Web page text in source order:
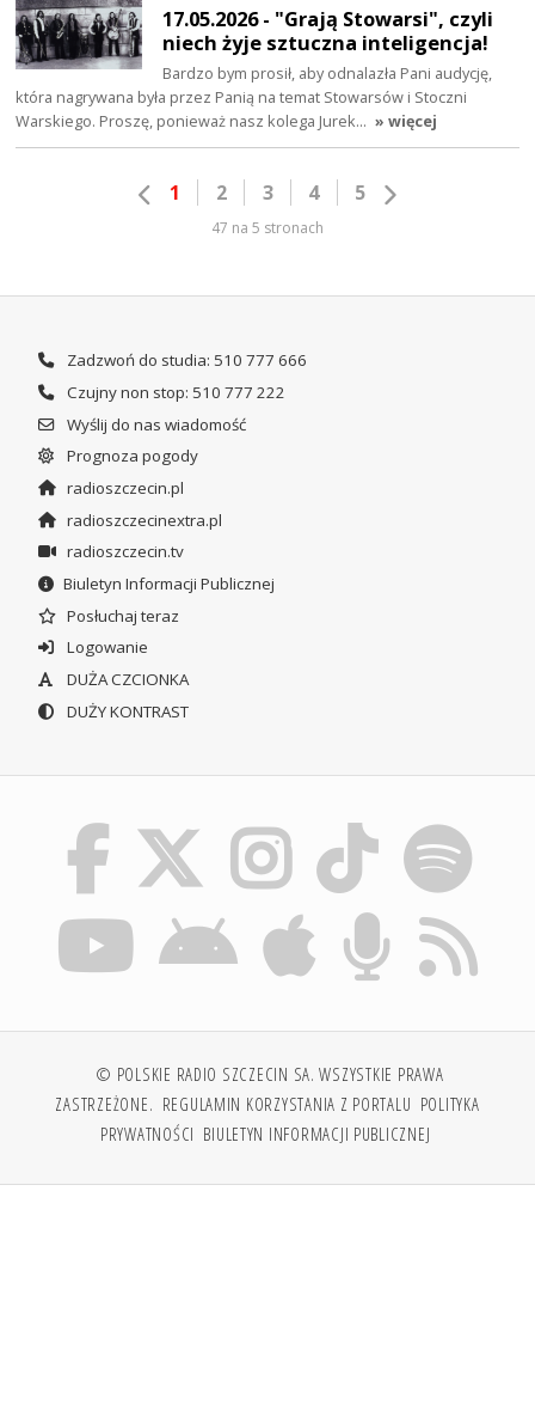
17.05.2026 - "Grają Stowarsi", czyli
niech żyje sztuczna inteligencja!
Bardzo bym prosił, aby odnalazła Pani audycję,
która nagrywana była przez Panią na temat Stowarsów i Stoczni
Warskiego. Proszę, ponieważ nasz kolega Jurek… » więcej
1 2 3 4 5
47 na 5 stronach
Zadzwoń do studia: 510 777 666
Czujny non stop: 510 777 222
Wyślij do nas wiadomość
Prognoza pogody
radioszczecin.pl
radioszczecinextra.pl
radioszczecin.tv
Biuletyn Informacji Publicznej
Posłuchaj teraz
Logowanie
DUŻA CZCIONKA
DUŻY KONTRAST
© POLSKIE RADIO SZCZECIN SA. WSZYSTKIE PRAWA
ZASTRZEŻONE. REGULAMIN KORZYSTANIA Z PORTALU POLITYKA
PRYWATNOŚCI BIULETYN INFORMACJI PUBLICZNEJ